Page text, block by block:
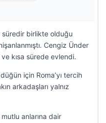
birlikte olduğu
Cengiz Ünder
kısa sürede evlendi.
için Roma’yı tercih
arkadaşları yalnız
anlarına dair